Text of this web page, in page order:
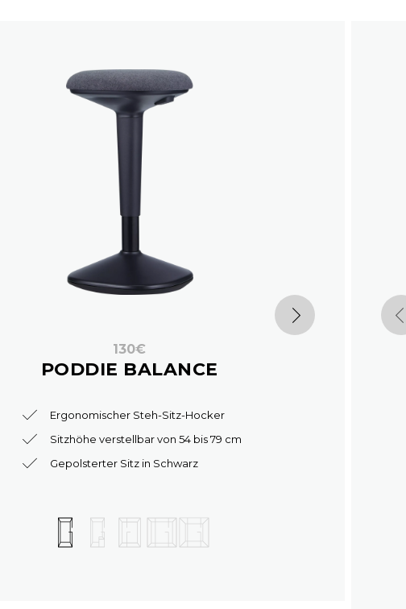
130€
PODDIE BALANCE
Ergonomischer Steh-Sitz-Hocker
Sitzhöhe verstellbar von 54 bis 79 cm
Gepolsterter Sitz in Schwarz